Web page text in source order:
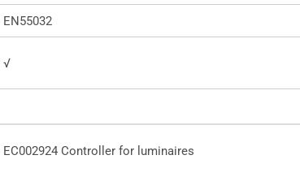
EN55032
√
EC002924 Controller for luminaires